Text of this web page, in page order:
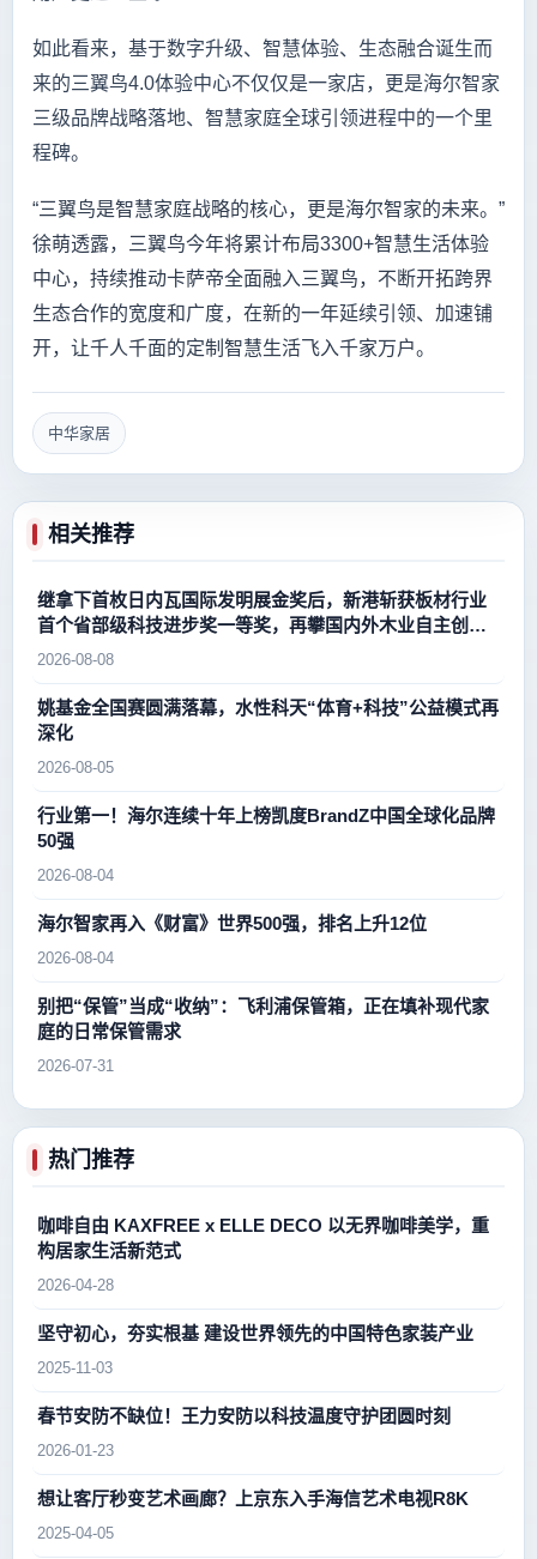
如此看来，基于数字升级、智慧体验、生态融合诞生而
来的三翼鸟4.0体验中心不仅仅是一家店，更是海尔智家
三级品牌战略落地、智慧家庭全球引领进程中的一个里
程碑。
“三翼鸟是智慧家庭战略的核心，更是海尔智家的未来。”
徐萌透露，三翼鸟今年将累计布局3300+智慧生活体验
中心，持续推动卡萨帝全面融入三翼鸟，不断开拓跨界
生态合作的宽度和广度，在新的一年延续引领、加速铺
开，让千人千面的定制智慧生活飞入千家万户。
中华家居
相关推荐
继拿下首枚日内瓦国际发明展金奖后，新港斩获板材行业
首个省部级科技进步奖一等奖，再攀国内外木业自主创新
新高峰
2026-08-08
姚基金全国赛圆满落幕，水性科天“体育+科技”公益模式再
深化
2026-08-05
行业第一！海尔连续十年上榜凯度BrandZ中国全球化品牌
50强
2026-08-04
海尔智家再入《财富》世界500强，排名上升12位
2026-08-04
别把“保管”当成“收纳”：飞利浦保管箱，正在填补现代家
庭的日常保管需求
2026-07-31
热门推荐
咖啡自由 KAXFREE x ELLE DECO 以无界咖啡美学，重
构居家生活新范式
2026-04-28
坚守初心，夯实根基 建设世界领先的中国特色家装产业
2025-11-03
春节安防不缺位！王力安防以科技温度守护团圆时刻
2026-01-23
想让客厅秒变艺术画廊？上京东入手海信艺术电视R8K
2025-04-05